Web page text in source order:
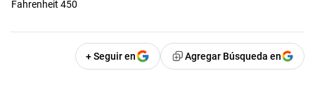
Fahrenheit 450
+ Seguir en Agregar Búsqueda en